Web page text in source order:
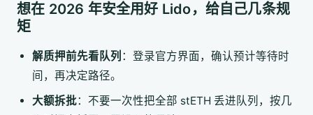
想在 2026 年安全用好 Lido，给自己几条规
矩
解质押前先看队列 ：登录官方界面，确认预计等待时
间，再决定路径。
大额拆批：不要一次性把全部 stETH 丢进队列，按几